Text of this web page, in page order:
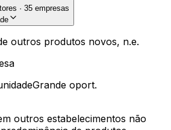
· 35 empresas
outros produtos novos, n.e.
Grande oport.
outros estabelecimentos não